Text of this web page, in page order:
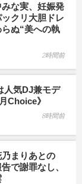
な実、妊娠発
クリ大胆ドレ
ぬ“美への執
2時間前
人気DJ兼モデ
Choice》
8時間前
まりあとの
で謝罪なし、